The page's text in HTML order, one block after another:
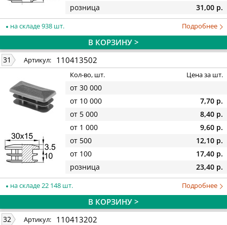
розница
31,00 р.
на складе 938 шт. Подробнее
В КОРЗИНУ >
31 Артикул: 110413502
Кол-во, шт. Цена за шт.
от 30 000
от 10 000
7,70 р.
от 5 000
8,40 р.
от 1 000
9,60 р.
от 500
12,10 р.
от 100
17,40 р.
розница
23,40 р.
на складе 22 148 шт. Подробнее
В КОРЗИНУ >
32 Артикул: 110413202